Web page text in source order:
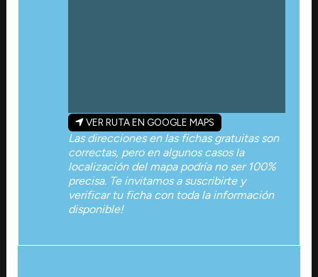
VER RUTA EN GOOGLE MAPS
Las direcciones en las fichas gratuitas son
correctas, pero en algunos casos la
localización del mapa podría no ser 100%
precisa. Te invitamos a suscribirte y
verificar tu ficha con toda la información
disponible!